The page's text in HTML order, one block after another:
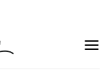
content